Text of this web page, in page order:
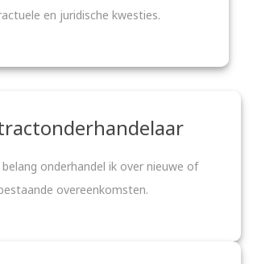
en juridische kwesties.
onderhandel ik over nieuwe of
overeenkomsten.